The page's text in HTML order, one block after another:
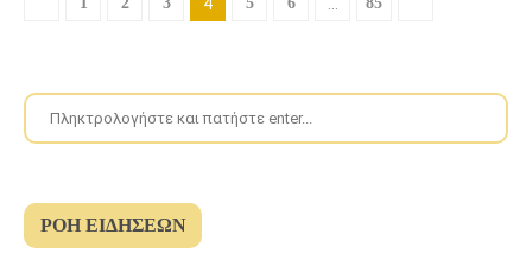
ΡΟΉ ΕΙΔΉΣΕΩΝ